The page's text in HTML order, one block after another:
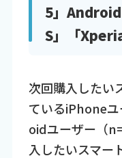
5」Android
S」「
次回購入したい
ているiPhone
oidユーザー（
入したいスマー